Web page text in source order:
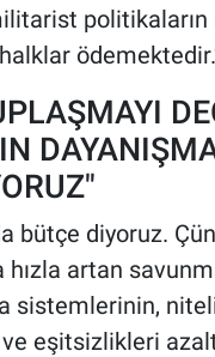
bütçe diyoruz.
hızla artan
sistemlerinin,
eşitsizlikleri